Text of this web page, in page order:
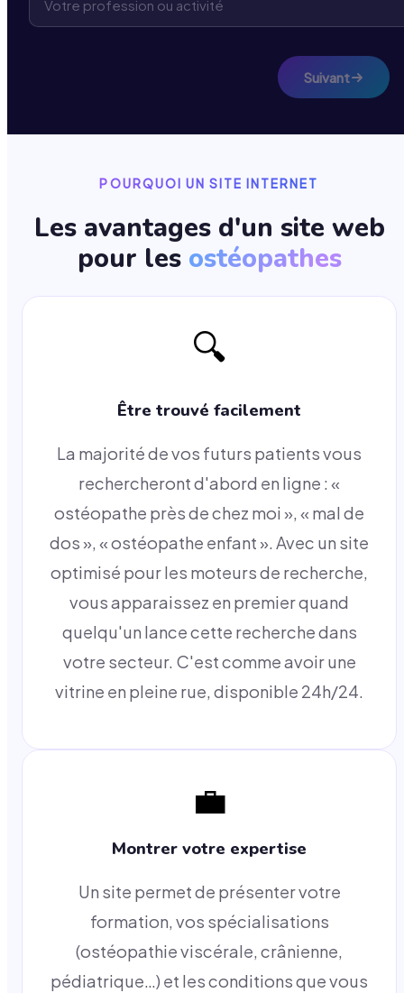
Suivant
POURQUOI UN SITE INTERNET
Les avantages d'un site web
pour les ostéopathes
🔍
Être trouvé facilement
La majorité de vos futurs patients vous
rechercheront d'abord en ligne : «
ostéopathe près de chez moi », « mal de
dos », « ostéopathe enfant ». Avec un site
optimisé pour les moteurs de recherche,
vous apparaissez en premier quand
quelqu'un lance cette recherche dans
votre secteur. C'est comme avoir une
vitrine en pleine rue, disponible 24h/24.
💼
Montrer votre expertise
Un site permet de présenter votre
formation, vos spécialisations
(ostéopathie viscérale, crânienne,
pédiatrique…) et les conditions que vous